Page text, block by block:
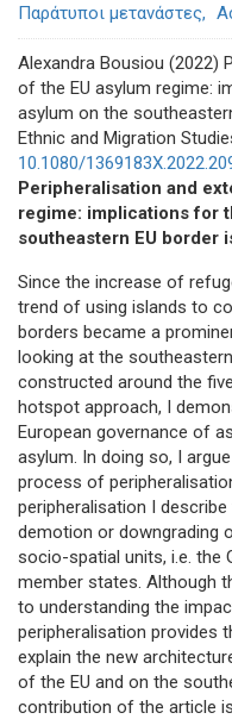
Παράτυποι μετανάστες
Alexandra Bousiou (2022)
of the EU asylum regime:
asylum on the
Ethnic and Migration
10.1080/
Peripheralisation and
regime: implications for
southeastern EU border
Since the increase of
trend of using islands to
borders became a
looking at the
constructed around the
hotspot approach, I
European governance of
asylum. In doing so, I
process of
peripheralisation I
demotion or downgrading
socio-spatial units, i.e. the
member states. Although
to understanding the
peripheralisation provides
explain the new
of the EU and on the
contribution of the article